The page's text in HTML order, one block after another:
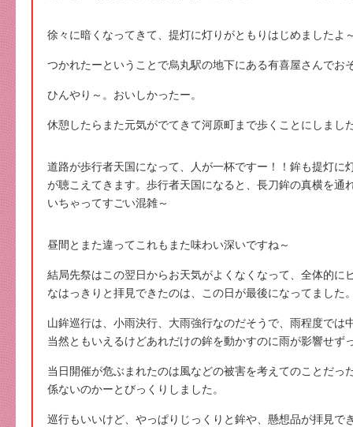
徐々に暗くなってきて、提灯に灯りがともりはじめましたよ
つかれたーということで烏丸駅の地下にある有喜屋さんでお
ひんやり～。おいしかったー。
休憩したらまた元気がでてきて河原町まで歩くことにしまし
道路が歩行者天国になって、人が一杯ですー！！鉾も提灯に
が聴こえてきます。歩行者天国になると、長刀鉾の真横を通
いちゃってすごい混雑～
昼間とまた違ってこれもまた味わい深いですね～
結局先祭はこの翌日からお天気がよくなくなって、全体的に
なはっきりと拝見できたのは、この日が最後になってました
山鉾巡行は、小雨決行、大雨強行なのだそうで、雨程度では
当然ともいえるけどあれだけの鉾を動かすのに雨が影響せず
当日開催が危ぶまれたのは風などの被害を考えてのことだっ
係ないのかーとびっくりしました。
巡行もいいけど、やっぱりじっくりと鉾や、懸想品が拝見で